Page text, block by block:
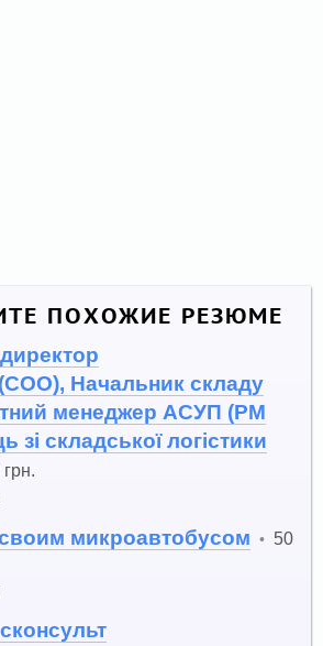
ПОХОЖИЕ РЕЗЮМЕ
Начальник складу
менеджер АСУП (PM
зі складської логістики
микроавтобусом • 50